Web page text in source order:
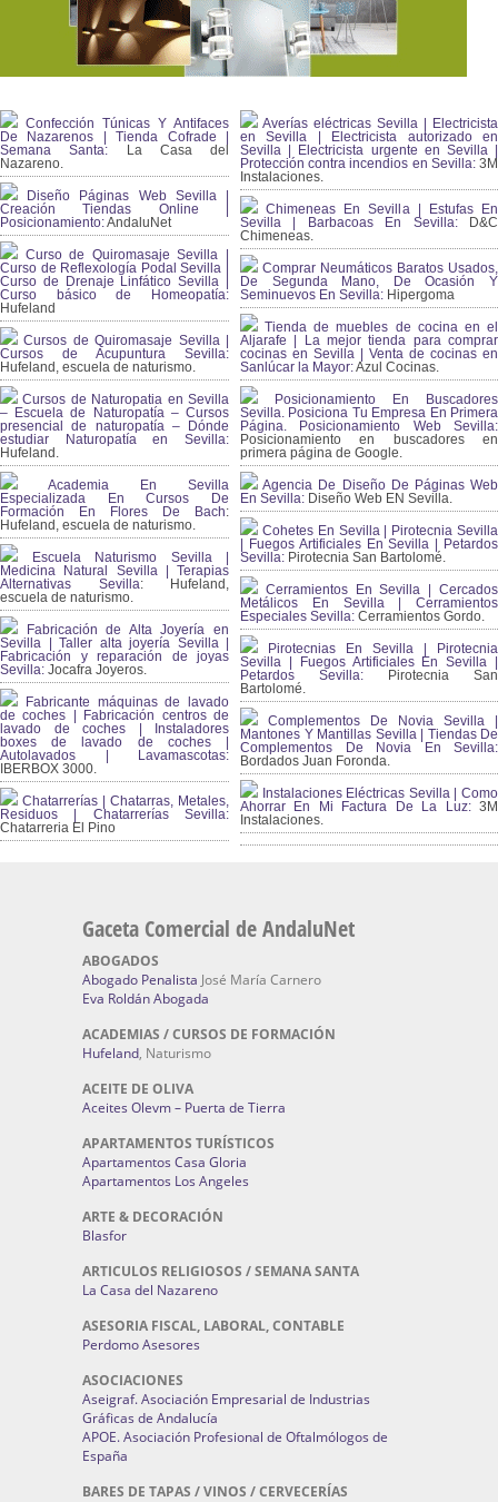
Confección Túnicas Y Antifaces
De Nazarenos | Tienda Cofrade |
Semana Santa: La Casa del
Nazareno.
Diseño Páginas Web Sevilla |
Creación Tiendas Online |
Posicionamiento:AndaluNet
Curso de Quiromasaje Sevilla |
Curso de Reflexología Podal Sevilla |
Curso de Drenaje Linfático Sevilla |
Curso básico de Homeopatía:
Hufeland
Cursos de Quiromasaje Sevilla |
Cursos de Acupuntura Sevilla:
Hufeland, escuela de naturismo.
Cursos de Naturopatia en Sevilla
– Escuela de Naturopatía – Cursos
presencial de naturopatía – Dónde
estudiar Naturopatía en Sevilla:
Hufeland.
Academia En Sevilla
Especializada En Cursos De
Formación En Flores De Bach:
Hufeland, escuela de naturismo.
Escuela Naturismo Sevilla |
Medicina Natural Sevilla | Terapias
Alternativas Sevilla: Hufeland,
escuela de naturismo.
Fabricación de Alta Joyería en
Sevilla | Taller alta joyería Sevilla |
Fabricación y reparación de joyas
Sevilla: Jocafra Joyeros.
Fabricante máquinas de lavado
de coches | Fabricación centros de
lavado de coches | Instaladores
boxes de lavado de coches |
Autolavados | Lavamascotas:
IBERBOX 3000.
Chatarrerías | Chatarras, Metales,
Residuos | Chatarrerías Sevilla:
Chatarreria El Pino
Averías eléctricas Sevilla | Electricista
en Sevilla | Electricista autorizado en
Sevilla | Electricista urgente en Sevilla |
Protección contra incendios en Sevilla:3M
Instalaciones.
Chimeneas En Sevilla | Estufas En
Sevilla | Barbacoas En Sevilla:D&C
Chimeneas.
Comprar Neumáticos Baratos Usados,
De Segunda Mano, De Ocasión Y
Seminuevos En Sevilla: Hipergoma
Tienda de muebles de cocina en el
Aljarafe | La mejor tienda para comprar
cocinas en Sevilla | Venta de cocinas en
Sanlúcar la Mayor:Azul Cocinas.
Posicionamiento En Buscadores
Sevilla. Posiciona Tu Empresa En Primera
Página. Posicionamiento Web Sevilla:
Posicionamiento en buscadores en
primera página de Google.
Agencia De Diseño De Páginas Web
En Sevilla: Diseño Web EN Sevilla.
Cohetes En Sevilla | Pirotecnia Sevilla
| Fuegos Artificiales En Sevilla | Petardos
Sevilla: Pirotecnia San Bartolomé.
Cerramientos En Sevilla | Cercados
Metálicos En Sevilla | Cerramientos
Especiales Sevilla: Cerramientos Gordo.
Pirotecnias En Sevilla | Pirotecnia
Sevilla | Fuegos Artificiales En Sevilla |
Petardos Sevilla: Pirotecnia San
Bartolomé.
Complementos De Novia Sevilla |
Mantones Y Mantillas Sevilla | Tiendas De
Complementos De Novia En Sevilla:
Bordados Juan Foronda.
Instalaciones Eléctricas Sevilla | Como
Ahorrar En Mi Factura De La Luz:3M
Instalaciones.
Gaceta Comercial de AndaluNet
ABOGADOS
Abogado Penalista José María Carnero
Eva Roldán Abogada
ACADEMIAS / CURSOS DE FORMACIÓN
Hufeland, Naturismo
ACEITE DE OLIVA
Aceites Olevm – Puerta de Tierra
APARTAMENTOS TURÍSTICOS
Apartamentos Casa Gloria
Apartamentos Los Angeles
ARTE & DECORACIÓN
Blasfor
ARTICULOS RELIGIOSOS / SEMANA SANTA
La Casa del Nazareno
ASESORIA FISCAL, LABORAL, CONTABLE
Perdomo Asesores
ASOCIACIONES
Aseigraf. Asociación Empresarial de Industrias
Gráficas de Andalucía
APOE. Asociación Profesional de Oftalmólogos de
España
BARES DE TAPAS / VINOS / CERVECERÍAS